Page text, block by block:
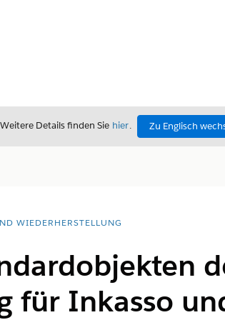
Details finden Sie hier. Zu Englisch
WIEDERHERSTELLUNG
für Inkasso